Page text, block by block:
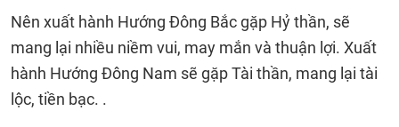
Nên xuất hành Hướng Đông Bắc gặp Hỷ thần, sẽ
mang lại nhiều niềm vui, may mắn và thuận lợi. Xuất
hành Hướng Đông Nam sẽ gặp Tài thần, mang lại tài
lộc, tiền bạc. .